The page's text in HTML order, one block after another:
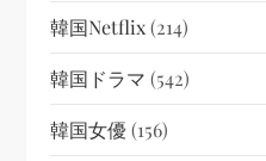
韓国netflix(214)
韓国ドラマ (542)
韓国女優(156)